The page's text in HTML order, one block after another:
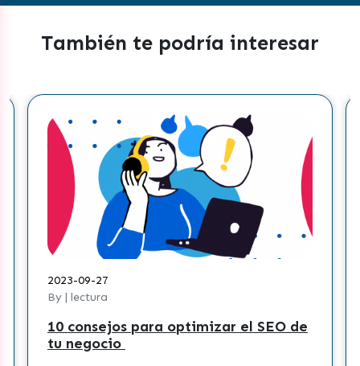
También te podría interesar
para optimizar el SEO de
¿Cómo crear